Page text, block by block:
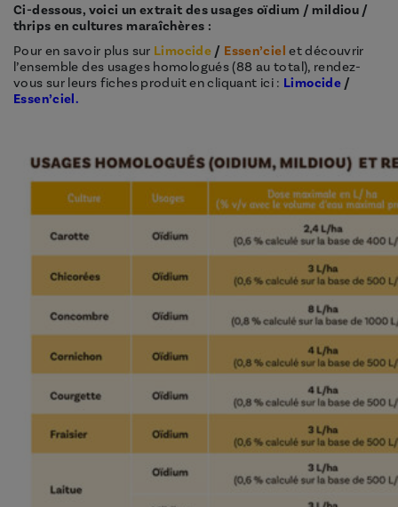
Ci-dessous, voici un extrait des usages oïdium / mildiou /
thrips en cultures maraîchères :
Pour en savoir plus sur Limocide / Essen’ciel et découvrir
l’ensemble des usages homologués (88 au total), rendez-
vous sur leurs fiches produit en cliquant ici : Limocide /
Essen’ciel.